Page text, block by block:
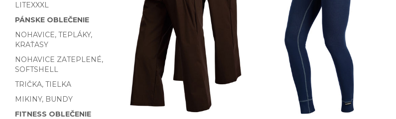
LITEXXXL
PÁNSKE OBLEČENIE
NOHAVICE, TEPLÁKY,
KRAŤASY
NOHAVICE ZATEPLENÉ,
SOFTSHELL
TRIČKA, TIELKA
MIKINY, BUNDY
FITNESS OBLEČENIE